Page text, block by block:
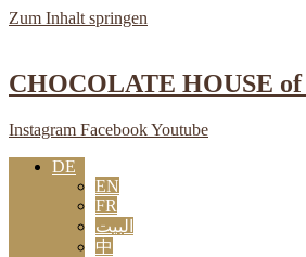
Zum Inhalt springen
CHOCOLATE HOUSE
Instagram FacebookYoutube
DE
EN
FR
البيت
中